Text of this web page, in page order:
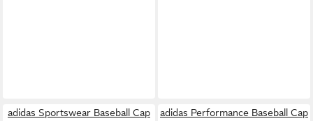
adidas Sportswear Baseball Cap
adidas Performance Baseball Cap